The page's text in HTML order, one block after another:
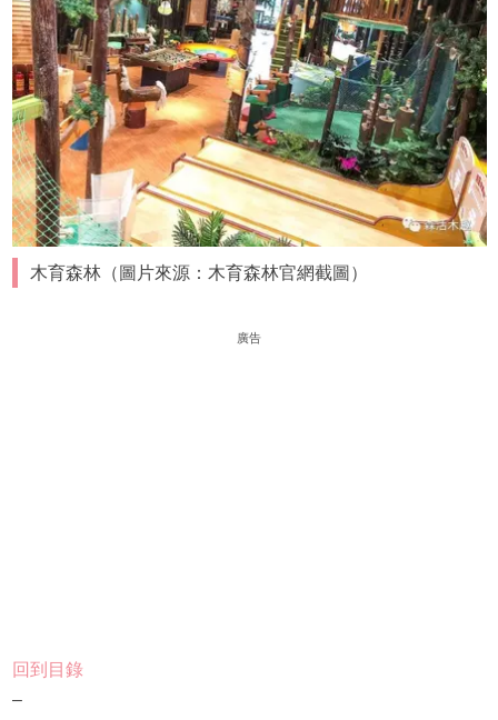
木育森林（圖片來源：木育森林官網截圖）
廣告
回到目錄
–